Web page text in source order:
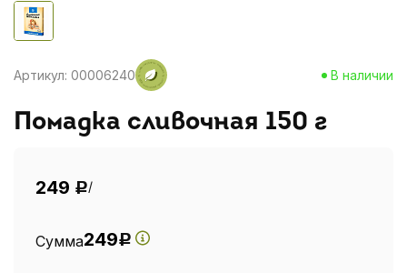
Артикул: 00006240 В наличии
Помадка сливочная 150 г
249 Р/
Сумма249Р